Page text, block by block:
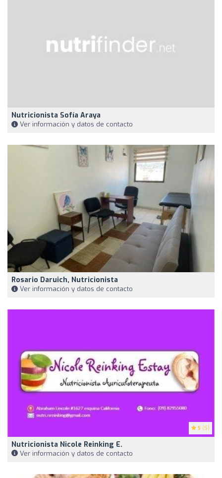
Nutricionista Sofía Araya
Ver información y datos de contacto
Rosario Daruich, Nutricionista
Ver información y datos de contacto
5 (5)
Nutricionista Nicole Reinking E.
Ver información y datos de contacto